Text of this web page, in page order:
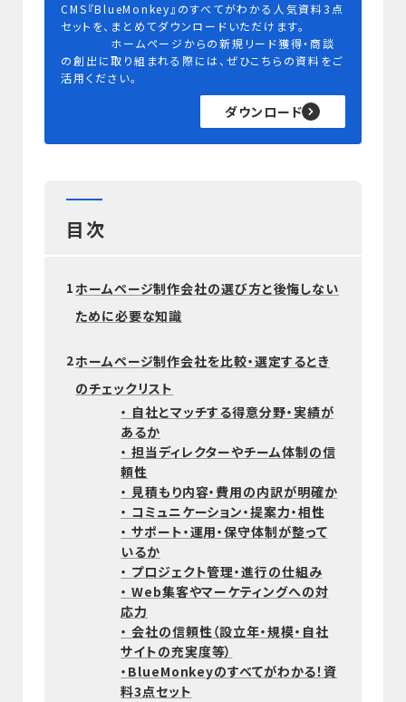
CMS『BlueMonkey』のすべてがわかる人気資料3点
セットを、まとめてダウンロードいただけます。
ホームページからの新規リード獲得・商談
の創出に取り組まれる際には、ぜひこちらの資料をご
活用ください。
ダウンロード
目次
1ホームページ制作会社の選び方と後悔しない
ために必要な知識
2ホームページ制作会社を比較・選定するとき
のチェックリスト
・ 自社とマッチする得意分野・実績が
あるか
・ 担当ディレクターやチーム体制の信
頼性
・ 見積もり内容・費用の内訳が明確か
・ コミュニケーション・提案力・相性
・ サポート・運用・保守体制が整って
いるか
・ プロジェクト管理・進行の仕組み
・ Web集客やマーケティングへの対
応力
・ 会社の信頼性（設立年・規模・自社
サイトの充実度等）
・BlueMonkeyのすべてがわかる！資
料3点セット